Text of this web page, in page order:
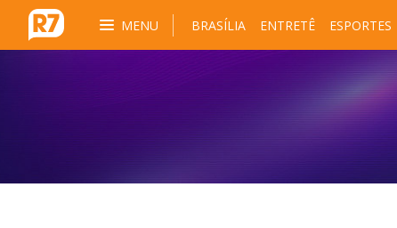
MENU BRASÍLIA ENTRETÊ ESPORTES